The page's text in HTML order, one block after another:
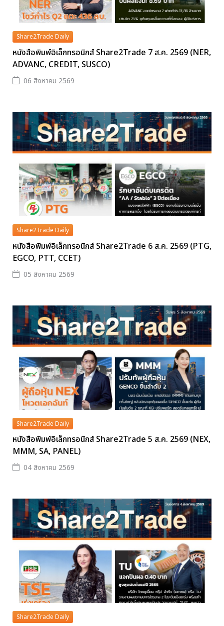
Share2Trade Daily
หนังสือพิมพ์อิเล็กทรอนิกส์ Share2Trade 7 ส.ค. 2569 (NER,
ADVANC, CREDIT, SUSCO)
06 สิงหาคม 2569
Share2Trade Daily
หนังสือพิมพ์อิเล็กทรอนิกส์ Share2Trade 6 ส.ค. 2569 (PTG,
EGCO, PTT, CCET)
05 สิงหาคม 2569
Share2Trade Daily
หนังสือพิมพ์อิเล็กทรอนิกส์ Share2Trade 5 ส.ค. 2569 (NEX,
MMM, SA, PANEL)
04 สิงหาคม 2569
Share2Trade Daily